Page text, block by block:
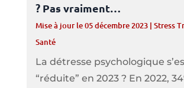
? Pas vraiment…
Mise à jour le 05 décembre 2023| Stress
Santé
La détresse psychologique
“réduite” en 2023 ? En 2022,